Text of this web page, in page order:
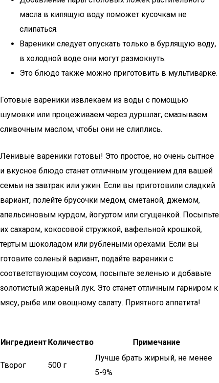
масла в кипящую воду поможет кусочкам не
слипаться.
Вареники следует опускать только в бурлящую воду,
в холодной воде они могут размокнуть.
Это блюдо также можно приготовить в мультиварке.
Готовые вареники извлекаем из воды с помощью
шумовки или процеживаем через дуршлаг, смазываем
сливочным маслом, чтобы они не слиплись.
Ленивые вареники готовы! Это простое, но очень сытное
и вкусное блюдо станет отличным угощением для вашей
семьи на завтрак или ужин. Если вы приготовили сладкий
вариант, полейте брусочки медом, сметаной, джемом,
апельсиновым курдом, йогуртом или сгущенкой. Посыпьте
их сахаром, кокосовой стружкой, вафельной крошкой,
тертым шоколадом или рублеными орехами. Если вы
готовите соленый вариант, подайте вареники с
соответствующим соусом, посыпьте зеленью и добавьте
золотистый жареный лук. Это станет отличным гарниром к
мясу, рыбе или овощному салату. Приятного аппетита!
Ингредиент Количество Примечание
Творог 500 г
Лучше брать жирный, не менее
5-9%